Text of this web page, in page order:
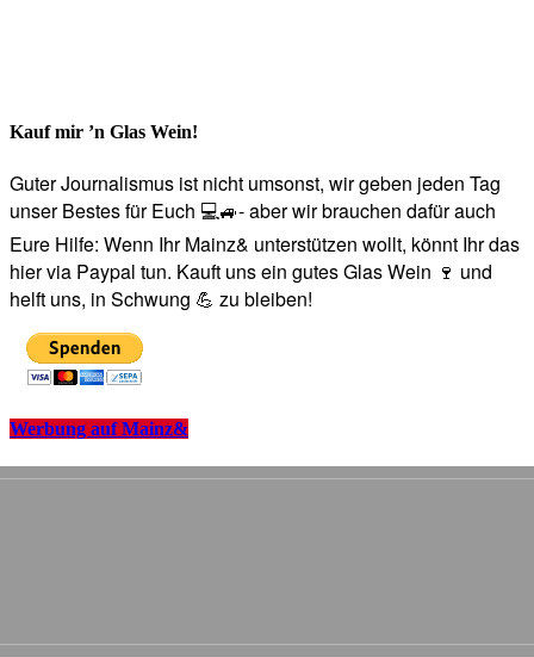
Kauf mir ’n Glas Wein!
Guter Journalismus ist nicht umsonst, wir geben jeden Tag
unser Bestes für Euch 💻🚙- aber wir brauchen dafür auch
Eure Hilfe: Wenn Ihr Mainz& unterstützen wollt, könnt Ihr das
hier via Paypal tun. Kauft uns ein gutes Glas Wein 🍷 und
helft uns, in Schwung 💪 zu bleiben!
Werbung auf Mainz&